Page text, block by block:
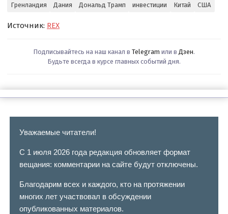
Гренландия Дания Дональд Трамп инвестиции Китай США
Источник: REX
Подписывайтесь на наш канал в Telegram или в Дзен.
Будьте всегда в курсе главных событий дня.
Уважаемые читатели!
С 1 июля 2026 года редакция обновляет формат
вещания: комментарии на сайте будут отключены.
Благодарим всех и каждого, кто на протяжении
многих лет участвовал в обсуждении
опубликованных материалов.